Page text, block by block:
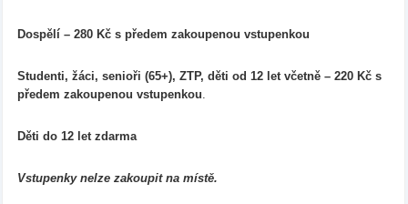
Dospělí – 280 Kč s předem zakoupenou vstupenkou
Studenti, žáci, senioři (65+), ZTP, děti od 12 let včetně – 220 Kč s
předem zakoupenou vstupenkou
Děti do 12 let zdarma
Vstupenky nelze zakoupit na místě.